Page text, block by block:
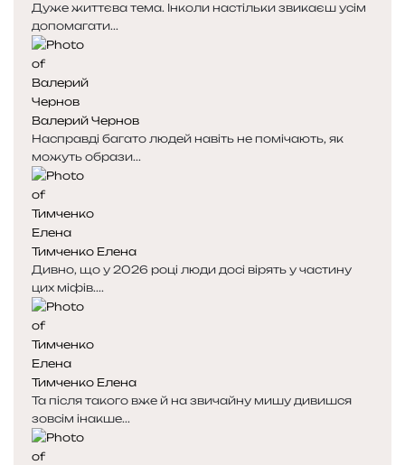
Дуже життєва тема. Інколи настільки звикаєш усім
допомагати...
Валерий Чернов
Насправді багато людей навіть не помічають, як
можуть образи...
Тимченко Елена
Дивно, що у 2026 році люди досі вірять у частину
цих міфів....
Тимченко Елена
Та після такого вже й на звичайну мишу дивишся
зовсім інакше...